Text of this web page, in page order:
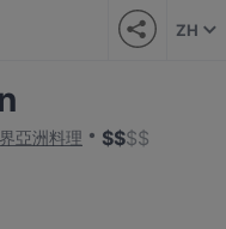
ZH
亞洲料理 $$$$